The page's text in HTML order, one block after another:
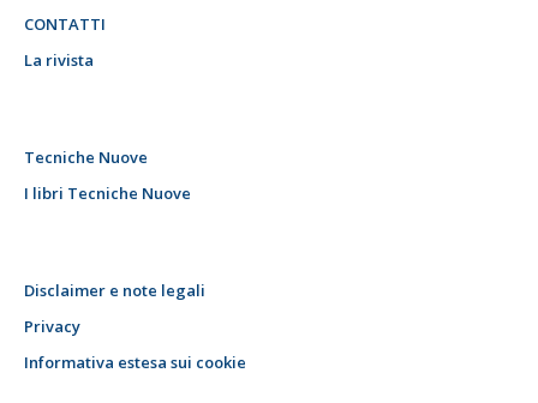
CONTATTI
La rivista
Tecniche Nuove
I libri Tecniche Nuove
Disclaimer e note legali
Privacy
Informativa estesa sui cookie